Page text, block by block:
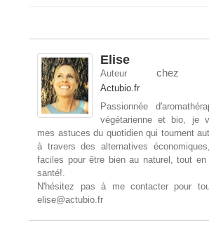
Elise
Auteur chez
Actubio.fr
Passionnée
végétarienne et bio, je
mes astuces du quotidien qui tournent
à travers des alternatives
faciles pour être bien au naturel, tout en
santé!.
N'hésitez pas à me contacter pour
elise@actubio.fr